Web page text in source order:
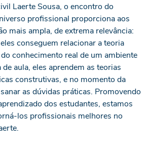
Laerte Sousa, o encontro do
profissional proporciona aos
mais ampla, de extrema relevância:
conseguem relacionar a teoria
conhecimento real de um ambiente
aula, eles aprendem as teorias
construtivas, e no momento da
as dúvidas práticas. Promovendo
dos estudantes, estamos
los profissionais melhores no